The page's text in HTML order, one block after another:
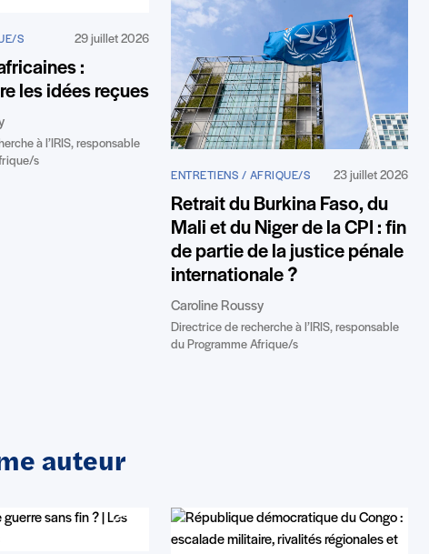
S 29 juillet 2026
:
les idées reçues
à l’IRIS, responsable
s
ENTRETIENS / AFRIQUE/S 23 juillet 2026
Retrait du Burkina Faso, du
Mali et du Niger de la CPI : fin
de partie de la justice pénale
internationale ?
Caroline Roussy
Directrice de recherche à l’IRIS, responsable
du Programme Afrique/s
auteur